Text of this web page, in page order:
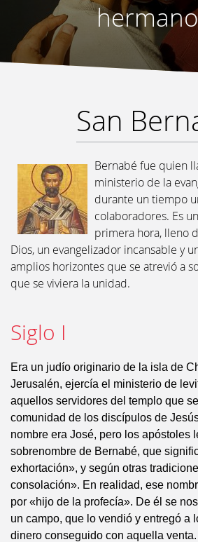
hermano
San
Bernabé fue quien
ministerio de la
durante un tiempo
colaboradores. Es
primera hora, lleno
Dios, un evangelizador incansable y
amplios horizontes que se atrevió a
que se viviera la unidad.
Siglo I
Era un judío originario de la isla de
Jerusalén, ejercía el ministerio de
aquellos servidores del templo que
comunidad de los discípulos de
nombre era José, pero los apóstoles
sobrenombre de Bernabé, que
exhortación», y según otras
consolación». En realidad, ese
por «hijo de la profecía». De él se
un campo, que lo vendió y entregó a
dinero conseguido con aquella